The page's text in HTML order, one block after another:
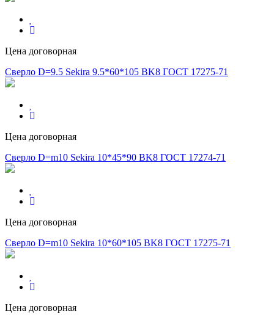
Цена договорная
Сверло D=9.5 Sekira 9.5*60*105 BK8 ГОСТ 17275-71
Цена договорная
Сверло D=m10 Sekira 10*45*90 BK8 ГОСТ 17274-71
Цена договорная
Сверло D=m10 Sekira 10*60*105 BK8 ГОСТ 17275-71
Цена договорная